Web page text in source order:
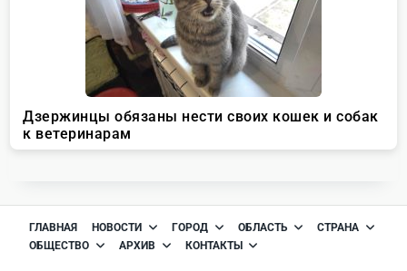
ГЛАВНАЯ НОВОСТИ ГОРОД ОБЛАСТЬ
СТРАНА
ОБЩЕСТВО
АРХИВ КОНТАКТЫ